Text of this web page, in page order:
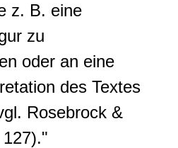
z. B. eine
zu
oder an eine
des Textes
Rosebrock &